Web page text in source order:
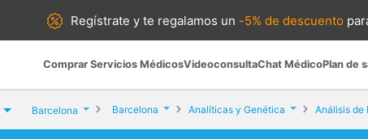
Regístrate yte regalamos un -5% de descuento
Comprar Servicios MédicosVideoconsultaChat MédicoPlan de
Barcelona Barcelona Analíticas y Genética Análisis de